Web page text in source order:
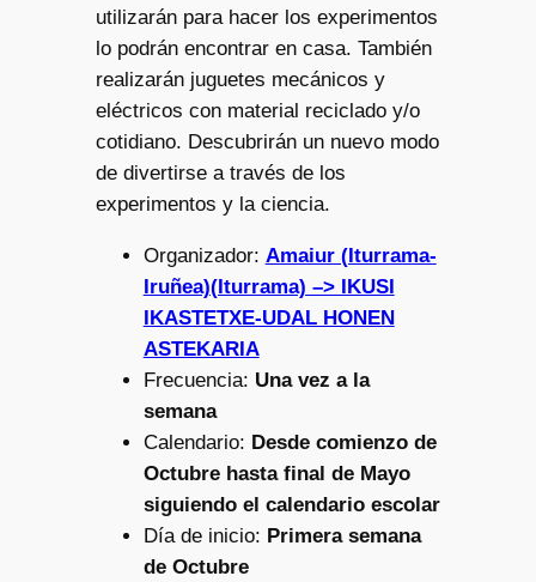
utilizarán para hacer los experimentos
lo podrán encontrar en casa. También
realizarán juguetes mecánicos y
eléctricos con material reciclado y/o
cotidiano. Descubrirán un nuevo modo
de divertirse a través de los
experimentos y la ciencia.
Organizador: Amaiur (Iturrama-
Iruñea)(Iturrama) –> IKUSI
IKASTETXE-UDAL HONEN
ASTEKARIA
Frecuencia: Una vez a la
semana
Calendario: Desde comienzo de
Octubre hasta final de Mayo
siguiendo el calendario escolar
Día de inicio: Primera semana
de Octubre